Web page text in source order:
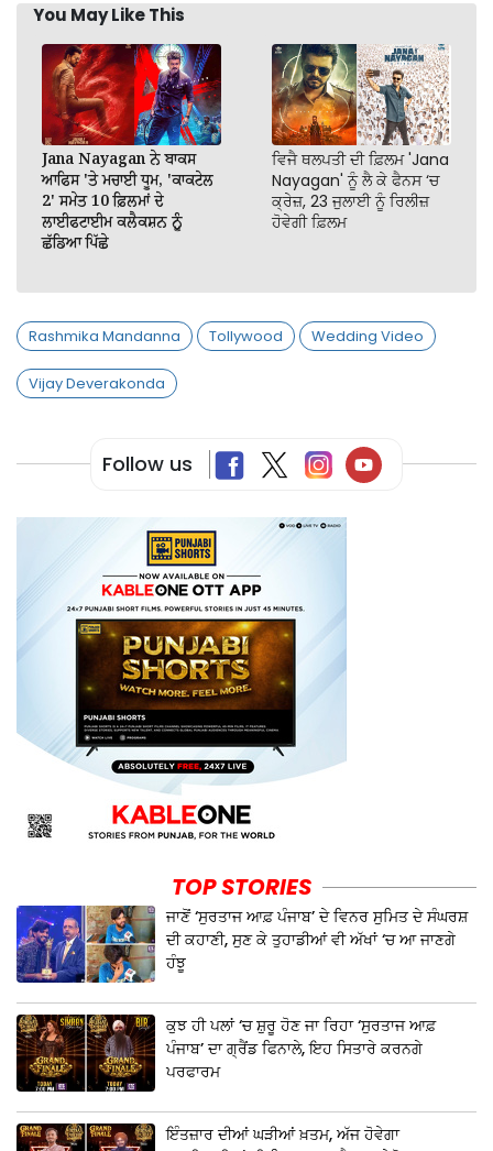
You May Like This
Jana Nayagan ਨੇ ਬਾਕਸ
ਆਫਿਸ 'ਤੇ ਮਚਾਈ ਧੂਮ, 'ਕਾਕਟੇਲ
2' ਸਮੇਤ 10 ਫ਼ਿਲਮਾਂ ਦੇ
ਲਾਈਫਟਾਈਮ ਕਲੈਕਸ਼ਨ ਨੂੰ
ਛੱਡਿਆ ਪਿੱਛੇ
ਵਿਜੈ ਥਲਪਤੀ ਦੀ ਫ਼ਿਲਮ 'Jana
Nayagan' ਨੂੰ ਲੈ ਕੇ ਫੈਨਸ ‘ਚ
ਕ੍ਰੇਜ਼, 23 ਜੁਲਾਈ ਨੂੰ ਰਿਲੀਜ਼
ਹੋਵੇਗੀ ਫ਼ਿਲਮ
Rashmika Mandanna Tollywood Wedding Video
Vijay Deverakonda
Follow us
TOP STORIES
ਜਾਣੋਂ ‘ਸੁਰਤਾਜ ਆਫ਼ ਪੰਜਾਬ’ ਦੇ ਵਿਨਰ ਸੁਮਿਤ ਦੇ ਸੰਘਰਸ਼
ਦੀ ਕਹਾਣੀ, ਸੁਣ ਕੇ ਤੁਹਾਡੀਆਂ ਵੀ ਅੱਖਾਂ ‘ਚ ਆ ਜਾਣਗੇ
ਹੰਝੂ
ਕੁਝ ਹੀ ਪਲਾਂ ‘ਚ ਸ਼ੁਰੂ ਹੋਣ ਜਾ ਰਿਹਾ ‘ਸੁਰਤਾਜ ਆਫ਼
ਪੰਜਾਬ’ ਦਾ ਗ੍ਰੈਂਡ ਫਿਨਾਲੇ, ਇਹ ਸਿਤਾਰੇ ਕਰਨਗੇ
ਪਰਫਾਰਮ
ਇੰਤਜ਼ਾਰ ਦੀਆਂ ਘੜੀਆਂ ਖ਼ਤਮ, ਅੱਜ ਹੋਵੇਗਾ